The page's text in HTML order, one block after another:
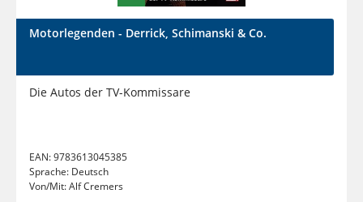
Motorlegenden - Derrick, Schimanski & Co.
Die Autos der TV-Kommissare
EAN:9783613045385
Sprache: Deutsch
Von/Mit:Alf Cremers